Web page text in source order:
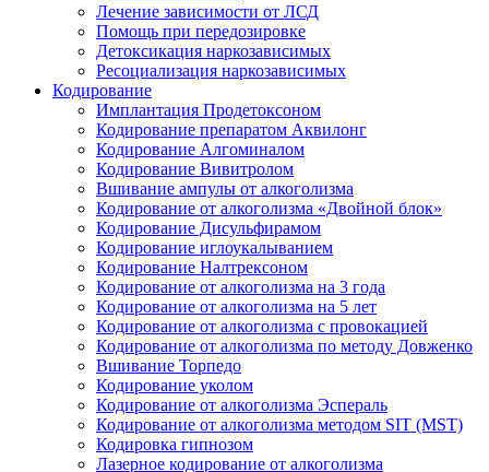
Лечение зависимости от ЛСД
Помощь при передозировке
Детоксикация наркозависимых
Ресоциализация наркозависимых
Кодирование
Имплантация Продетоксоном
Кодирование препаратом Аквилонг
Кодирование Алгоминалом
Кодирование Вивитролом
Вшивание ампулы от алкоголизма
Кодирование от алкоголизма «Двойной блок»
Кодирование Дисульфирамом
Кодирование иглоукалыванием
Кодирование Налтрексоном
Кодирование от алкоголизма на 3 года
Кодирование от алкоголизма на 5 лет
Кодирование от алкоголизма с провокацией
Кодирование от алкоголизма по методу Довженко
Вшивание Торпедо
Кодирование уколом
Кодирование от алкоголизма Эспераль
Кодирование от алкоголизма методом SIT (MST)
Кодировка гипнозом
Лазерное кодирование от алкоголизма